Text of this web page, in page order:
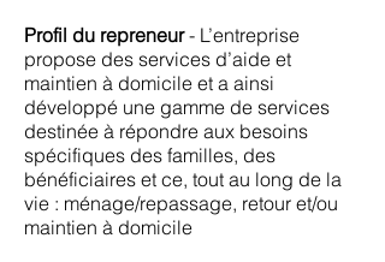
Profil du repreneur- L’entreprise
propose des services d’aide et
maintien à domicile et a ainsi
développé une gamme de services
destinée à répondre aux besoins
spécifiques des familles, des
bénéficiaires et ce, tout au long de la
vie : ménage/repassage, retour et/ou
maintien à domicile